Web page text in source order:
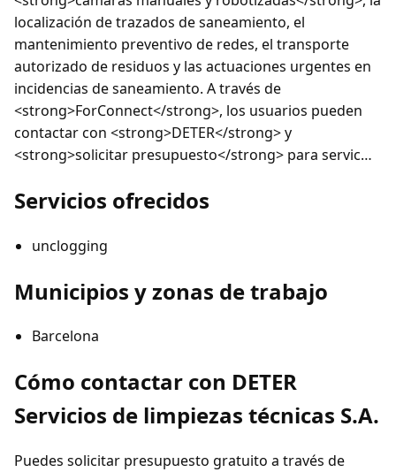
localización de trazados de saneamiento, el
mantenimiento preventivo de redes, el transporte
autorizado de residuos y las actuaciones urgentes en
incidencias de saneamiento. A través de
<strong>ForConnect</strong>, los usuarios pueden
contactar con <strong>DETER</strong> y
<strong>solicitar presupuesto</strong> para servic…
Servicios ofrecidos
unclogging
Municipios y zonas de trabajo
Barcelona
Cómo contactar con DETER
Servicios de limpiezas técnicas S.A.
Puedes solicitar presupuesto gratuito a través de